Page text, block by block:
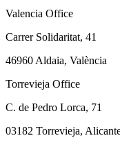
Valencia Office
Carrer Solidaritat, 41
46960 Aldaia, València
Torrevieja Office
C. de Pedro Lorca, 71
03182 Torrevieja,